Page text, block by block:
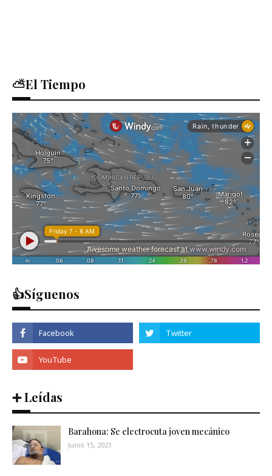
⛅El Tiempo
👍Síguenos
➕ Leídas
Barahona: Se electrocuta joven mecánico
Junio 15, 2021